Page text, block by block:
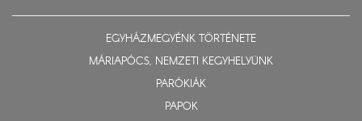
EGYHÁZMEGYÉNK TÖRTÉNETE
MÁRIAPÓCS, NEMZETI KEGYHELYÜNK
PARÓKIÁK
PAPOK